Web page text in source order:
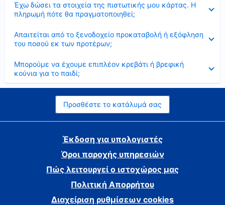
Έχω δώσει τα στοιχεία της πιστωτικής μου κάρτας. Η
πληρωμή πότε θα πραγματοποιηθεί;
Απαιτείται από το ξενοδοχείο προκαταβολή ή εξόφληση
του ποσού εκ των προτέρων;
Μπορούμε να έχουμε επιπλέον κρεβάτι ή βρεφική
κούνια για το παιδί;
Προσθέστε το κατάλυμά σας
Έκδοση για υπολογιστές
Όροι παροχής υπηρεσιών
Πώς λειτουργεί ο ιστοχώρος μας
Πολιτική Απορρήτου
Διαχείριση ρυθμίσεων cookies